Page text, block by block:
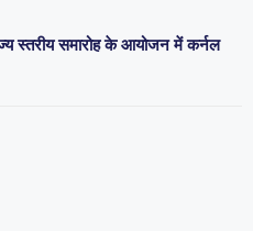
स्तरीय समारोह के आयोजन में कर्नल